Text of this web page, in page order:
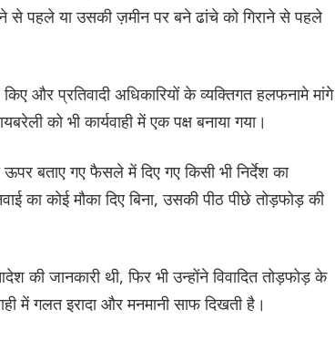
से पहले या उसकी ज़मीन पर बने ढांचे को गिराने से पहले
और प्रतिवादी अधिकारियों के व्यक्तिगत हलफनामे मांगे
को भी कार्यवाही में एक पक्ष बनाया गया।
ऊपर बताए गए फैसले में दिए गए किसी भी निर्देश का
का कोई मौका दिए बिना, उसकी पीठ पीछे तोड़फोड़ की
की जानकारी थी, फिर भी उन्होंने विवादित तोड़फोड़ के
में गलत इरादा और मनमानी साफ दिखती है।